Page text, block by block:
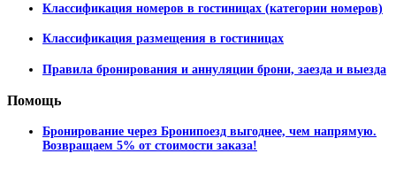
Классификация номеров в гостиницах (категории номеров)
Классификация размещения в гостиницах
Правила бронирования и аннуляции брони, заезда и выезда
Помощь
Бронирование через Бронипоезд выгоднее, чем напрямую.
Возвращаем 5% от стоимости заказа!